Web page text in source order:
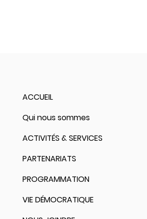
ACCUEIL
Qui nous sommes
ACTIVITÉS & SERVICES
PARTENARIATS
PROGRAMMATION
VIE DÉMOCRATIQUE